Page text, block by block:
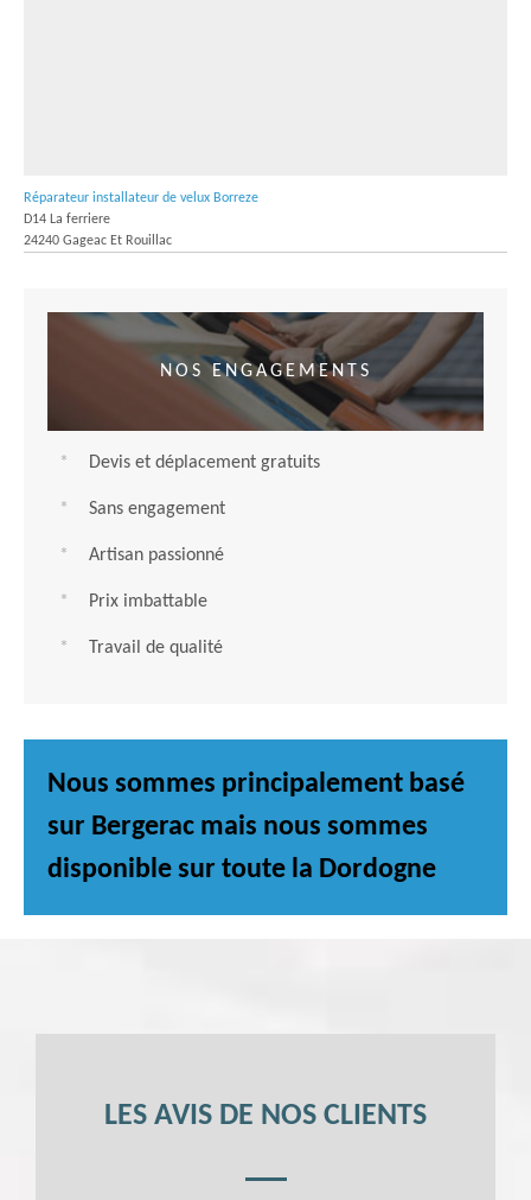
Réparateur installateur de velux Borreze
D14 La ferriere
24240 Gageac Et Rouillac
NOS ENGAGEMENTS
Devis et déplacement gratuits
Sans engagement
Artisan passionné
Prix imbattable
Travail de qualité
Nous sommes principalement basé
sur Bergerac mais nous sommes
disponible sur toute la Dordogne
LES AVIS DE NOS CLIENTS